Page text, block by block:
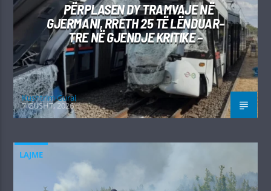
PËRPLASEN DY TRAMVAJE NË
GJERMANI, RRETH 25 TË LËNDUAR–
TRE NË GJENDJE KRITIKE –
Kushtrim Guraj
7 GUSHT, 2026
LAJME